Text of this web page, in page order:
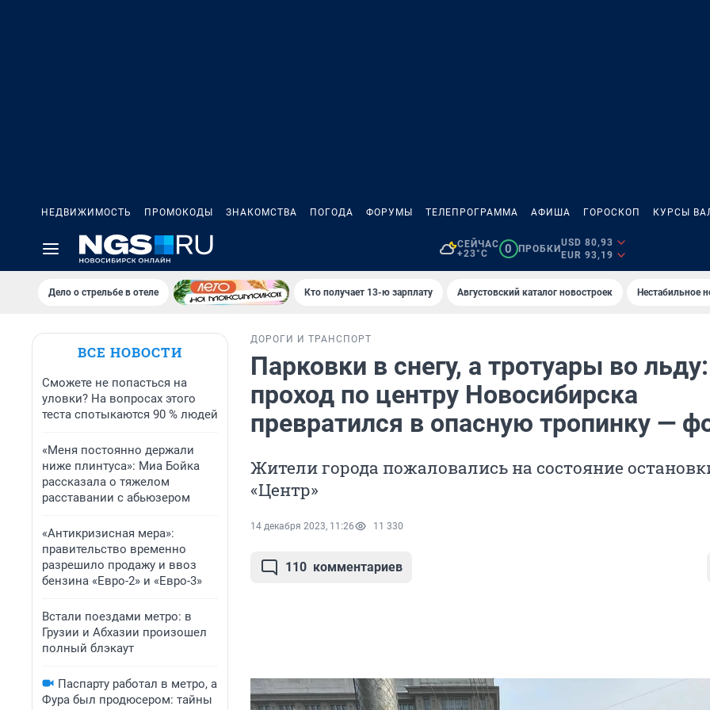
НЕДВИЖИМОСТЬ ПРОМОКОДЫ ЗНАКОМСТВА ПОГОДА ФОРУМЫ ТЕЛЕПРОГРАММА АФИША ГОРОСКОП КУРСЫ
СЕЙЧАС
+23°C
0 ПРОБКИ
USD 80,93
EUR 93,19
Дело о стрельбе в отеле Кто получает 13-ю зарплату Августовский каталог новостроек Нестабильное
ВСЕ НОВОСТИ
Сможете не попасться на
уловки? На вопросах этого
теста спотыкаются 90 % людей
«Меня постоянно держали
ниже плинтуса»: Миа Бойка
рассказала о тяжелом
расставании с абьюзером
«Антикризисная мера»:
правительство временно
разрешило продажу и ввоз
бензина «Евро-2» и «Евро-3»
Встали поездами метро: в
Грузии и Абхазии произошел
полный блэкаут
Паспарту работал в метро, а
Фура был продюсером: тайны
ДОРОГИ И ТРАНСПОРТ
Парковки в снегу, а тротуары во льду:
проход по центру Новосибирска
превратился в опасную тропинку —
Жители города пожаловались на состояние
«Центр»
14 декабря 2023, 11:26 11 330
110 комментариев